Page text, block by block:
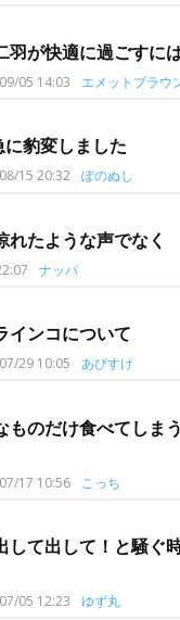
が快適に過ごすには
05 14:03 エメットブラウ
豹変しました
15 20:32 ぽのぬし
れたような声でなく
ナッパ
インコについて
29 10:05 あびすけ
ものだけ食べてしま
17 10:56 こっち
して出して！と騒ぐ
05 12:23 ゆず丸